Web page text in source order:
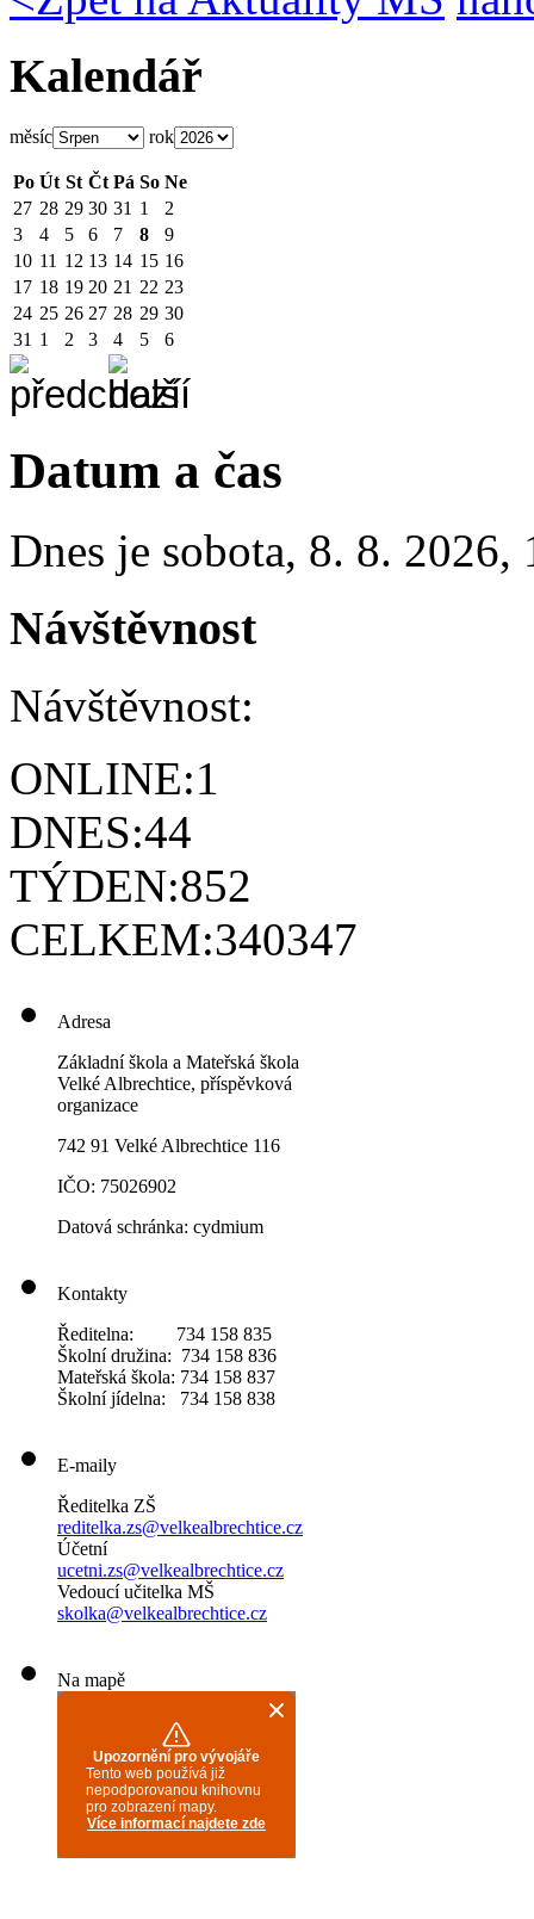
Kalendář
měsíc rok
Po Út St Čt Pá So Ne
27 28 29 30 31 1
2
3
4 5 6 7 8
9
10 11 12 13 14 15 16
17 18 19 20 21 22 23
24 25 26 27 28 29 30
31 1 2 3 4 5 6
Datum a čas
Dnes je sobota, 8. 8. 2026,
Návštěvnost
Návštěvnost:
ONLINE:1
DNES:44
TÝDEN:852
CELKEM:340347
Adresa
Základní škola a Mateřská škola
Velké Albrechtice, příspěvková
organizace
742 91 Velké Albrechtice 116
IČO: 75026902
Datová schránka: cydmium
Kontakty
Ředitelna: 734 158 835
Školní družina: 734 158 836
Mateřská škola: 734 158 837
Školní jídelna: 734 158 838
E-maily
Ředitelka ZŠ
reditelka.zs@velkealbrechtice.cz
Účetní
ucetni.zs@velkealbrechtice.cz
Vedoucí učitelka MŠ
skolka@velkealbrechtice.cz
Na mapě